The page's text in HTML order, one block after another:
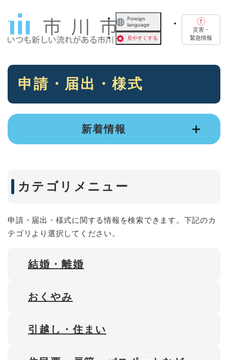
Foreign
language
見やすくする
災害・
緊急情報
本
申請・届出・様式
新着情報
カテゴリメニュー
申請・届出・様式に関する情報を検索できます。下記のカ
テゴリより選択してください。
結婚・離婚
おくやみ
引越し・住まい